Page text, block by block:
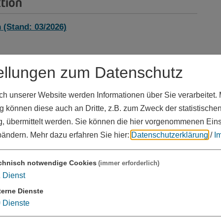
03/2026)
lang zu Hause wohnen - 2023.pdf
zum Datenschutz
unserer Website werden Informationen über Sie verarbeitet.
können diese auch an Dritte, z.B. zum Zweck der statistischen
übermittelt werden. Sie können die hier vorgenommenen
Mehr dazu erfahren Sie hier: Datenschutzerklärung /
notwendige Cookies (immer erforderlich)
Dienst
Dienste
Dienste